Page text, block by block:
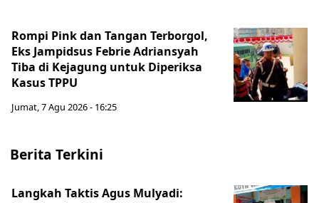
Rompi Pink dan Tangan Terborgol,
Eks Jampidsus Febrie Adriansyah
Tiba di Kejagung untuk Diperiksa
Kasus TPPU
Jumat, 7 Agu 2026 - 16:25
Berita Terkini
Langkah Taktis Agus Mulyadi: